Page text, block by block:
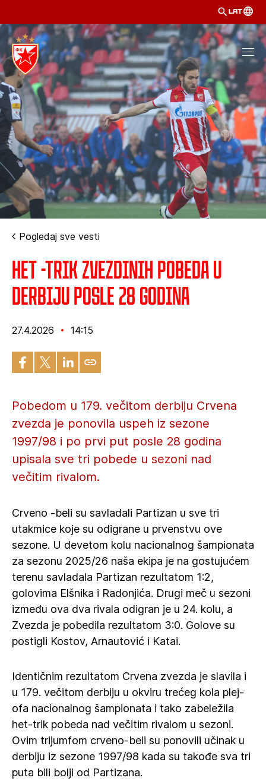
LAT
Pogledaj sve vesti
Het -trik Zvezdinih pobeda u
derbiju posle 28 godina
27.4.2026 14:15
Pobedom u 179. večitom derbiju Crvena
zvezda je ponovila uspeh iz sezone
1997/98 i po prvi put posle 28 godina
upisala sve tri pobede u sezoni nad
večitim rivalom.
Crveno -beli su savladali Partizan u sve tri
utakmice koje su odigrane u prvenstvu ove
sezone. U devetom kolu nacionalnog šampionata
za sezonu 2025/26 naša ekipa je na gostujućem
terenu savladala Partizan rezultatom 1:2,
golovima Elšnika i Radonjića. Drugi meč u sezoni
između ova dva rivala odigran je u 24. kolu, a
Zvezda je pobedila rezultatom 3:0. Golove su
postigli Kostov, Arnautović i Katai.
Identičnim rezultatom Crvena zvezda je slavila i
u 179. večitom derbiju u okviru trećeg kola plej-
ofa nacionalnog šampionata i tako zabeležila
het-trik pobeda nad večitim rivalom u sezoni.
Ovim trijumfom crveno-beli su ponovili učinak u
derbiju iz sezone 1997/98 kada su takođe sva tri
puta bili bolji od Partizana.